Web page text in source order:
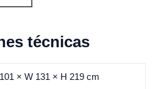
técnicas
× W 131 × H 219 cm